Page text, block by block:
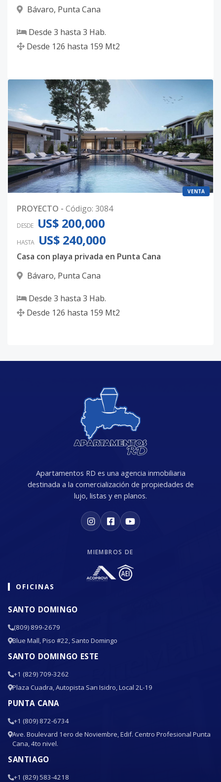
Bávaro, Punta Cana
Desde 3 hasta 3 Hab.
Desde 126 hasta 159 Mt2
VENTA
PROYECTO - Código: 3084
DESDE US$ 200,000
HASTA US$ 240,000
Casa con playa privada en Punta Cana
Bávaro, Punta Cana
Desde 3 hasta 3 Hab.
Desde 126 hasta 159 Mt2
Apartamentos RD es una agencia inmobiliaria
destinada a la comercialización de propiedades de
lujo, listas y en planos.
MIEMBROS DE
OFICINAS
SANTO DOMINGO
(809) 899-2679
Blue Mall, Piso #22, Santo Domingo
SANTO DOMINGO ESTE
+1 (829) 709-3262
Plaza Cuadra, Autopista San Isidro, Local 2L-19
PUNTA CANA
+1 (809) 872-6734
Ave. Boulevard 1ero de Noviembre, Edif. Centro Profesional Punta
Cana, 4to nivel.
SANTIAGO
+1 (829) 583-4218